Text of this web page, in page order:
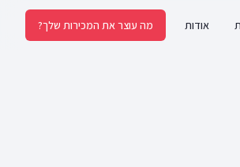
אודות מה עוצר את המכירות שלך?